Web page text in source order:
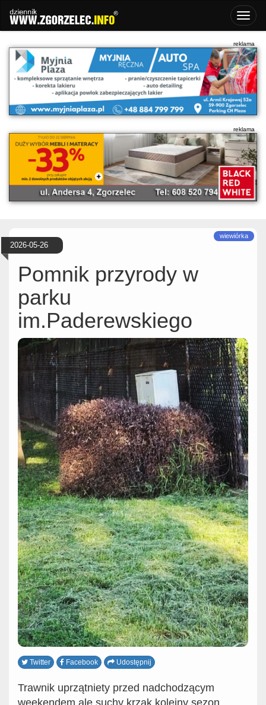
2026-05-26
Pomnik przyrody w
parku
im.Paderewskiego
Twitter Facebook Udostępnij
Trawnik uprzątniety przed nadchodzącym
weekendem ale suchy krzak kolejny sezon